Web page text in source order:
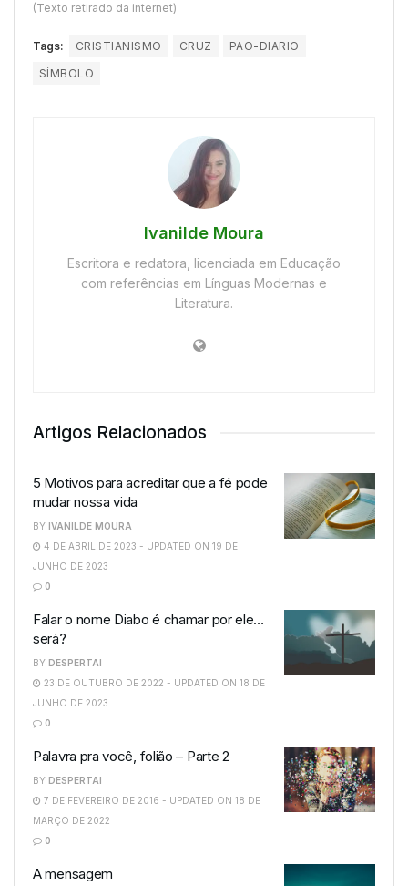
(Texto retirado da internet)
Tags: CRISTIANISMO CRUZ
PAO-DIARIO
SÍMBOLO
Ivanilde Moura
Escritora e redatora, licenciada em Educação
com referências em Línguas Modernas e
Literatura.
Artigos Relacionados
5 Motivos para acreditar que a fé pode
mudar nossa vida
BY IVANILDE MOURA
4 DE ABRIL DE 2023 - UPDATED ON 19 DE
JUNHO DE 2023
0
Falar o nome Diabo é chamar por ele…
será?
BY DESPERTAI
23 DE OUTUBRO DE 2022 - UPDATED ON 18 DE
JUNHO DE 2023
0
Palavra pra você, folião – Parte 2
BY DESPERTAI
7 DE FEVEREIRO DE 2016 - UPDATED ON 18 DE
MARÇO DE 2022
0
A mensagem